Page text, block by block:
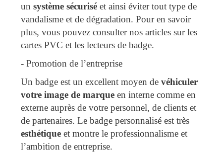
un système sécurisé et ainsi éviter tout type de
vandalisme et de dégradation. Pour en savoir
plus, vous pouvez consulter nos articles sur les
cartes PVC et les lecteurs de badge.
- Promotion de l’entreprise
Un badge est un excellent moyen de véhiculer
votre image de marque en interne comme en
externe auprès de votre personnel, de clients et
de partenaires. Le badge personnalisé est très
esthétique et montre le professionnalisme et
l’ambition de entreprise.